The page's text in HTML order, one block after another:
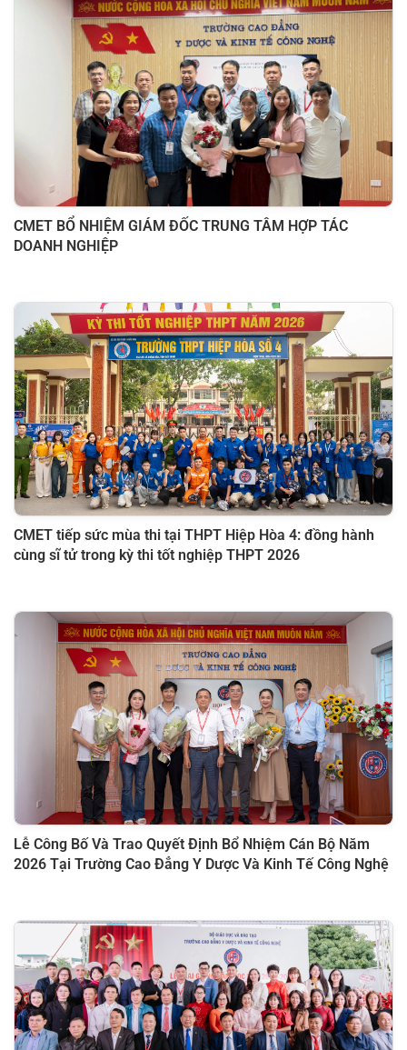
CMET BỔ NHIỆM GIÁM ĐỐC TRUNG TÂM HỢP TÁC
DOANH NGHIỆP
CMET tiếp sức mùa thi tại THPT Hiệp Hòa 4: đồng hành
cùng sĩ tử trong kỳ thi tốt nghiệp THPT 2026
Lễ Công Bố Và Trao Quyết Định Bổ Nhiệm Cán Bộ Năm
2026 Tại Trường Cao Đẳng Y Dược Và Kinh Tế Công Nghệ